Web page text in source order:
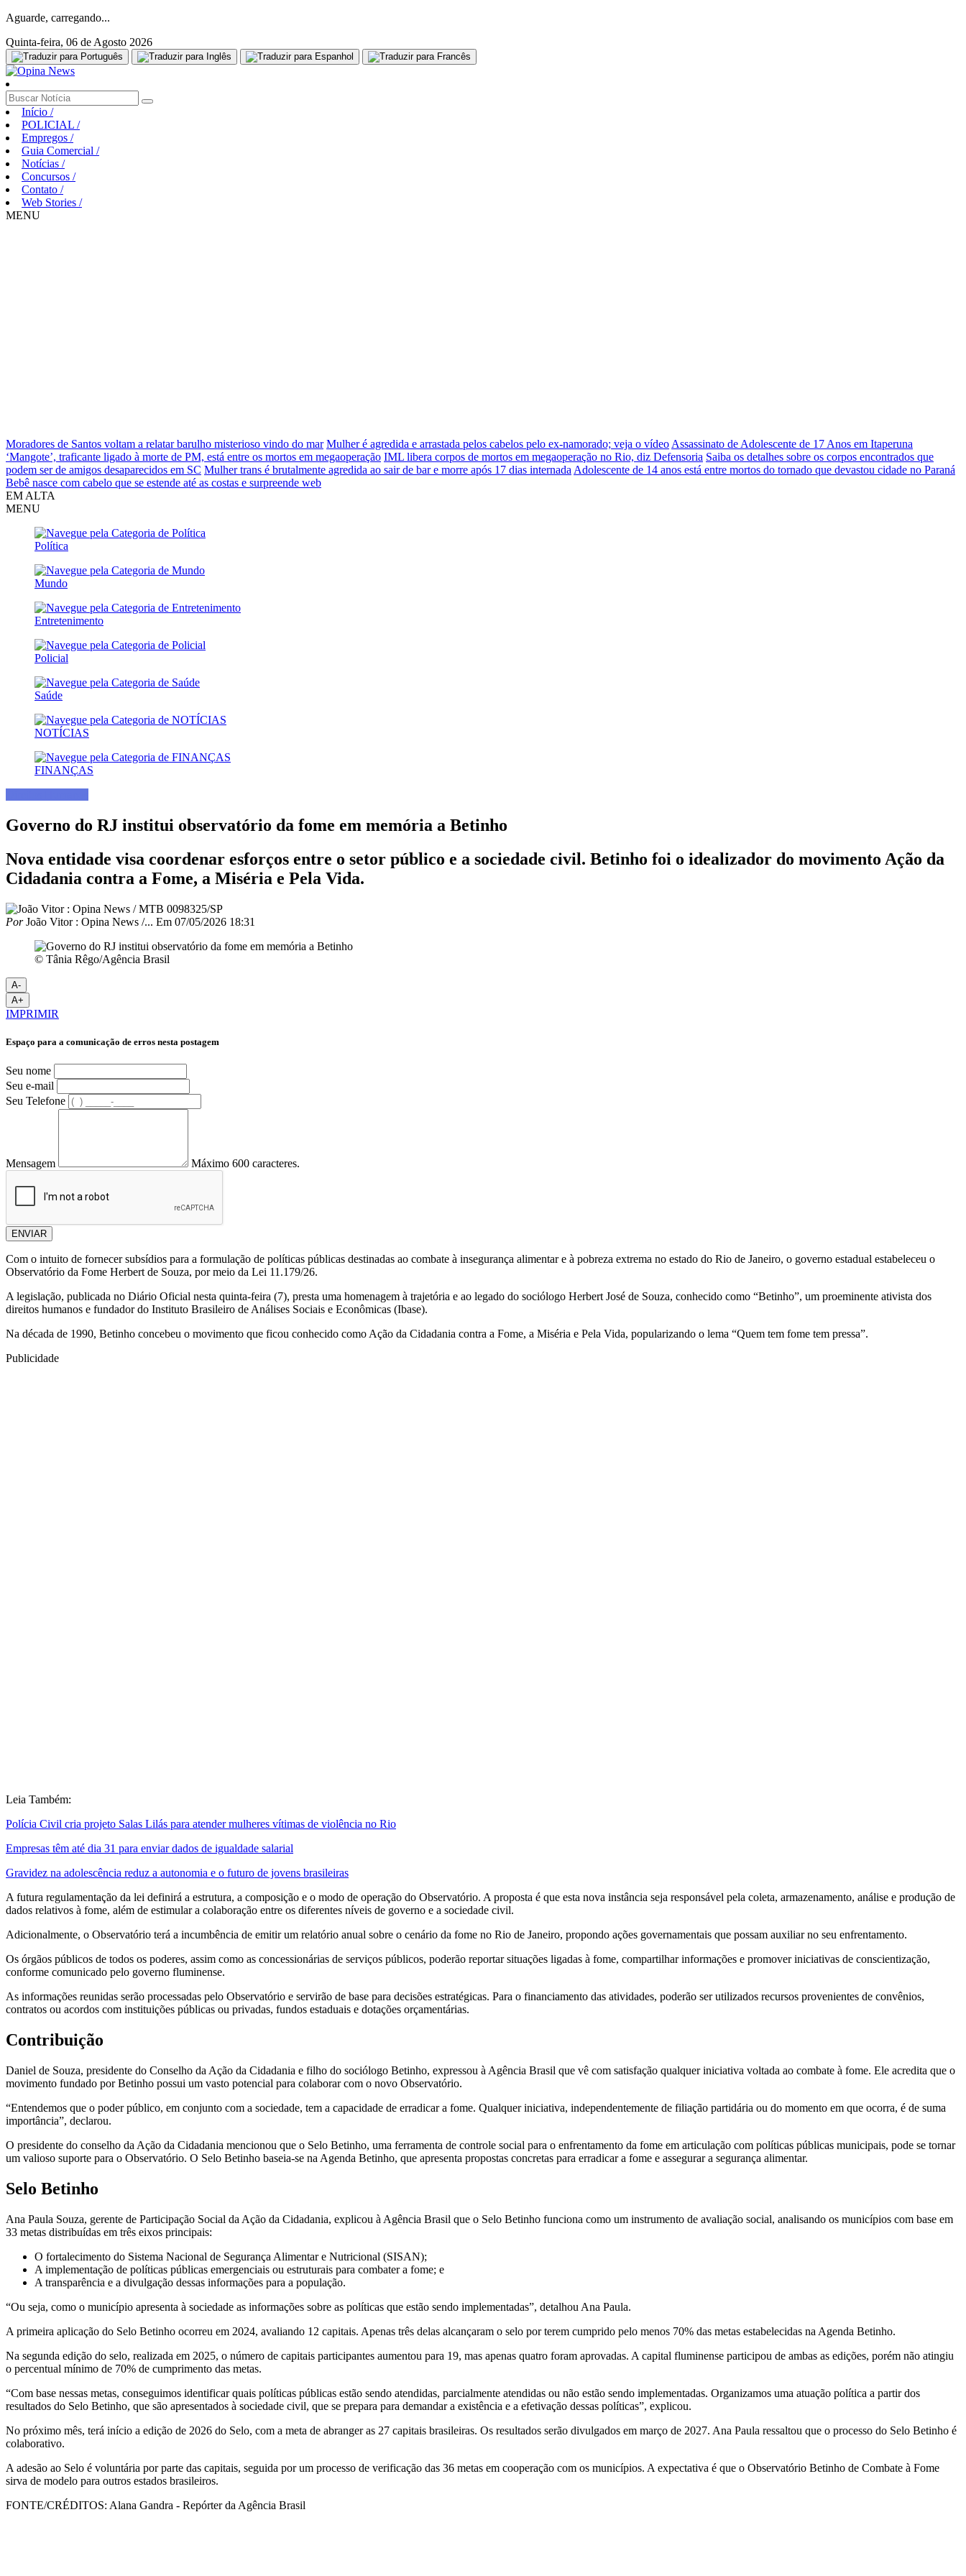
Aguarde, carregando...
Quinta-feira, 06 de Agosto 2026
Início /
POLICIAL /
Empregos /
Guia Comercial /
Notícias /
Concursos /
Contato /
Web Stories /
MENU
Moradores de Santos voltam a relatar barulho misterioso vindo do mar Mulher é agredida e arrastada pelos cabelos pelo ex-namorado; veja o vídeo Assassinato de Adolescente de 17 Anos em Itaperuna
‘Mangote’, traficante ligado à morte de PM, está entre os mortos em megaoperação IML libera corpos de mortos em megaoperação no Rio, diz Defensoria Saiba os detalhes sobre os corpos encontrados que
podem ser de amigos desaparecidos em SC Mulher trans é brutalmente agredida ao sair de bar e morre após 17 dias internada Adolescente de 14 anos está entre mortos do tornado que devastou cidade no Paraná
Bebê nasce com cabelo que se estende até as costas e surpreende web
EM ALTA
MENU
Política
Mundo
Entretenimento
Policial
Saúde
NOTÍCIAS
FINANÇAS
Governo do RJ institui observatório da fome em memória a Betinho
Nova entidade visa coordenar esforços entre o setor público e a sociedade civil. Betinho foi o idealizador do movimento Ação da
Cidadania contra a Fome, a Miséria e Pela Vida.
PorJoão Vitor : Opina News /... Em 07/05/2026 18:31
© Tânia Rêgo/Agência Brasil
A-
A+
IMPRIMIR
Espaço para a comunicação de erros nesta postagem
Seu nome
Seu e-mail
Seu Telefone
Mensagem Máximo 600 caracteres.
ENVIAR
Com o intuito de fornecer subsídios para a formulação de políticas públicas destinadas ao combate à insegurança alimentar e à pobreza extrema no estado do Rio de Janeiro, o governo estadual estabeleceu o
Observatório da Fome Herbert de Souza, por meio da Lei 11.179/26.
A legislação, publicada no Diário Oficial nesta quinta-feira (7), presta uma homenagem à trajetória e ao legado do sociólogo Herbert José de Souza, conhecido como “Betinho”, um proeminente ativista dos
direitos humanos e fundador do Instituto Brasileiro de Análises Sociais e Econômicas (Ibase).
Na década de 1990, Betinho concebeu o movimento que ficou conhecido como Ação da Cidadania contra a Fome, a Miséria e Pela Vida, popularizando o lema “Quem tem fome tem pressa”.
Publicidade
Leia Também:
Polícia Civil cria projeto Salas Lilás para atender mulheres vítimas de violência no Rio
Empresas têm até dia 31 para enviar dados de igualdade salarial
Gravidez na adolescência reduz a autonomia e o futuro de jovens brasileiras
A futura regulamentação da lei definirá a estrutura, a composição e o modo de operação do Observatório. A proposta é que esta nova instância seja responsável pela coleta, armazenamento, análise e produção de
dados relativos à fome, além de estimular a colaboração entre os diferentes níveis de governo e a sociedade civil.
Adicionalmente, o Observatório terá a incumbência de emitir um relatório anual sobre o cenário da fome no Rio de Janeiro, propondo ações governamentais que possam auxiliar no seu enfrentamento.
Os órgãos públicos de todos os poderes, assim como as concessionárias de serviços públicos, poderão reportar situações ligadas à fome, compartilhar informações e promover iniciativas de conscientização,
conforme comunicado pelo governo fluminense.
As informações reunidas serão processadas pelo Observatório e servirão de base para decisões estratégicas. Para o financiamento das atividades, poderão ser utilizados recursos provenientes de convênios,
contratos ou acordos com instituições públicas ou privadas, fundos estaduais e dotações orçamentárias.
Contribuição
Daniel de Souza, presidente do Conselho da Ação da Cidadania e filho do sociólogo Betinho, expressou à Agência Brasil que vê com satisfação qualquer iniciativa voltada ao combate à fome. Ele acredita que o
movimento fundado por Betinho possui um vasto potencial para colaborar com o novo Observatório.
“Entendemos que o poder público, em conjunto com a sociedade, tem a capacidade de erradicar a fome. Qualquer iniciativa, independentemente de filiação partidária ou do momento em que ocorra, é de suma
importância”, declarou.
O presidente do conselho da Ação da Cidadania mencionou que o Selo Betinho, uma ferramenta de controle social para o enfrentamento da fome em articulação com políticas públicas municipais, pode se tornar
um valioso suporte para o Observatório. O Selo Betinho baseia-se na Agenda Betinho, que apresenta propostas concretas para erradicar a fome e assegurar a segurança alimentar.
Selo Betinho
Ana Paula Souza, gerente de Participação Social da Ação da Cidadania, explicou à Agência Brasil que o Selo Betinho funciona como um instrumento de avaliação social, analisando os municípios com base em
33 metas distribuídas em três eixos principais:
O fortalecimento do Sistema Nacional de Segurança Alimentar e Nutricional (SISAN);
A implementação de políticas públicas emergenciais ou estruturais para combater a fome; e
A transparência e a divulgação dessas informações para a população.
“Ou seja, como o município apresenta à sociedade as informações sobre as políticas que estão sendo implementadas”, detalhou Ana Paula.
A primeira aplicação do Selo Betinho ocorreu em 2024, avaliando 12 capitais. Apenas três delas alcançaram o selo por terem cumprido pelo menos 70% das metas estabelecidas na Agenda Betinho.
Na segunda edição do selo, realizada em 2025, o número de capitais participantes aumentou para 19, mas apenas quatro foram aprovadas. A capital fluminense participou de ambas as edições, porém não atingiu
o percentual mínimo de 70% de cumprimento das metas.
“Com base nessas metas, conseguimos identificar quais políticas públicas estão sendo atendidas, parcialmente atendidas ou não estão sendo implementadas. Organizamos uma atuação política a partir dos
resultados do Selo Betinho, que são apresentados à sociedade civil, que se prepara para demandar a existência e a efetivação dessas políticas”, explicou.
No próximo mês, terá início a edição de 2026 do Selo, com a meta de abranger as 27 capitais brasileiras. Os resultados serão divulgados em março de 2027. Ana Paula ressaltou que o processo do Selo Betinho é
colaborativo.
A adesão ao Selo é voluntária por parte das capitais, seguida por um processo de verificação das 36 metas em cooperação com os municípios. A expectativa é que o Observatório Betinho de Combate à Fome
sirva de modelo para outros estados brasileiros.
FONTE/CRÉDITOS: Alana Gandra - Repórter da Agência Brasil